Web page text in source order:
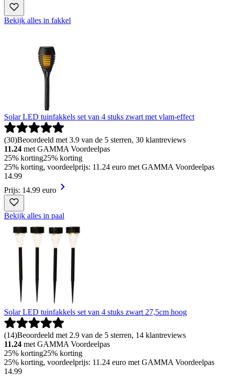
Bekijk alles in fakkel
Solar LED tuinfakkels set van 4 stuks zwart met vlam-effect
(30)Beoordeeld met 3.9 van de 5 sterren, 30 klantreviews
11.24 met GAMMA Voordeelpas
25% korting25% korting
25% korting, voordeelprijs: 11.24 euro met GAMMA Voordeelpas
14.99
Prijs: 14.99 euro
Bekijk alles in paal
Solar LED tuinfakkels set van 4 stuks zwart 27,5cm hoog
(14)Beoordeeld met 2.9 van de 5 sterren, 14 klantreviews
11.24 met GAMMA Voordeelpas
25% korting25% korting
25% korting, voordeelprijs: 11.24 euro met GAMMA Voordeelpas
14.99